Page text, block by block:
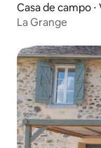
Casa de campo
La Grange